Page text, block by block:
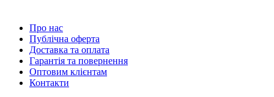
Про нас
Публічна оферта
Доставка та оплата
Гарантія та повернення
Оптовим клієнтам
Контакти